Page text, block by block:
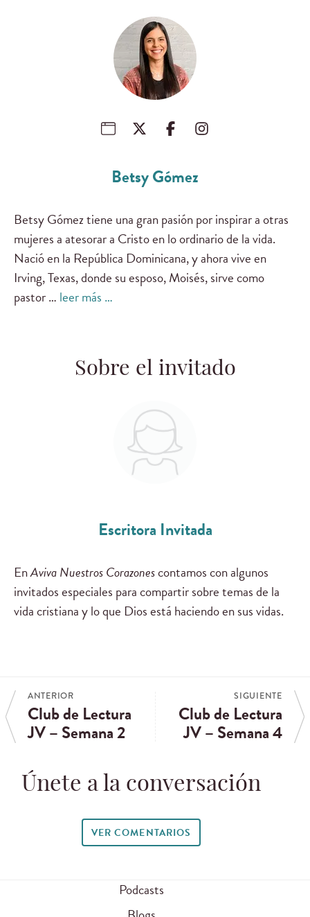
Betsy Gómez
Betsy Gómez tiene una gran pasión por inspirar a otras
mujeres a atesorar a Cristo en lo ordinario de la vida.
Nació en la República Dominicana, y ahora vive en
Irving, Texas, donde su esposo, Moisés, sirve como
pastor … leer más …
Sobre el invitado
Escritora Invitada
EnAviva Nuestros Corazonescontamos con algunos
invitados especiales para compartir sobre temas de la
vida cristiana y lo que Dios está haciendo en sus vidas.
ANTERIOR
Club de Lectura
JV – Semana 2
SIGUIENTE
Club de Lectura
JV – Semana 4
Únete a la conversación
VER COMENTARIOS
Podcasts